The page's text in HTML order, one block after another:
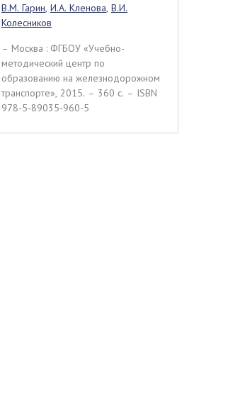
В.М. Гарин, И.А. Кленова, В.И.
Колесников
– Москва : ФГБОУ «Учебно-
методический центр по
образованию на железнодорожном
транспорте», 2015. – 360 c. – ISBN
978-5-89035-960-5